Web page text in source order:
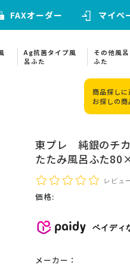
FAXオーダー マイペ
Ag抗菌タイプ風
呂ふた
その他風呂
ふた
商品探しに
お探しの商
東プレ 純銀のチカ
たたみ風呂ふた
レビュ
価格:
ペイディ
メーカー：